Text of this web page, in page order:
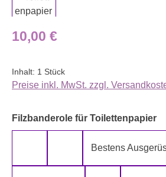
Regulärer Preis:
10,00 €
Inhalt: 1 Stück
Preise inkl. MwSt. zzgl.
Filzbanderole für Toilettenpapier
5-Lagig ich kann´s mir leisten
Alter spielt keine Rolle
Bestens